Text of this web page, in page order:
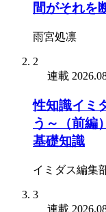
間がそれを
雨宮処凛
2
連載
性知識イミ
う～（前編
基礎知識
イミダス編集
3
連載